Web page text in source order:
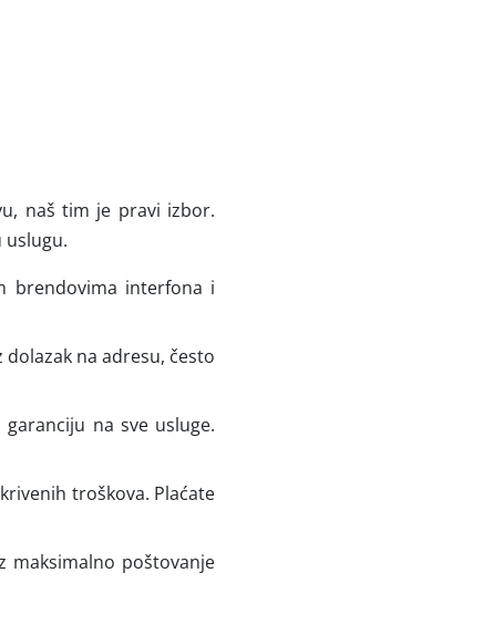
naš tim je pravi izbor.
uslugu.
brendovima interfona i
na adresu, često
na sve usluge.
troškova. Plaćate
maksimalno poštovanje